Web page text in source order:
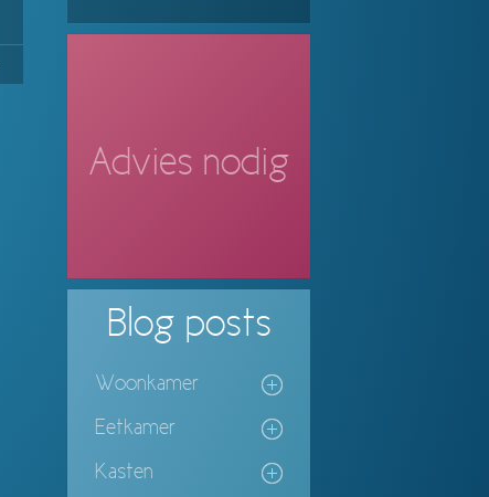
Advies nodig
Blog posts
Woonkamer
Eetkamer
Kasten